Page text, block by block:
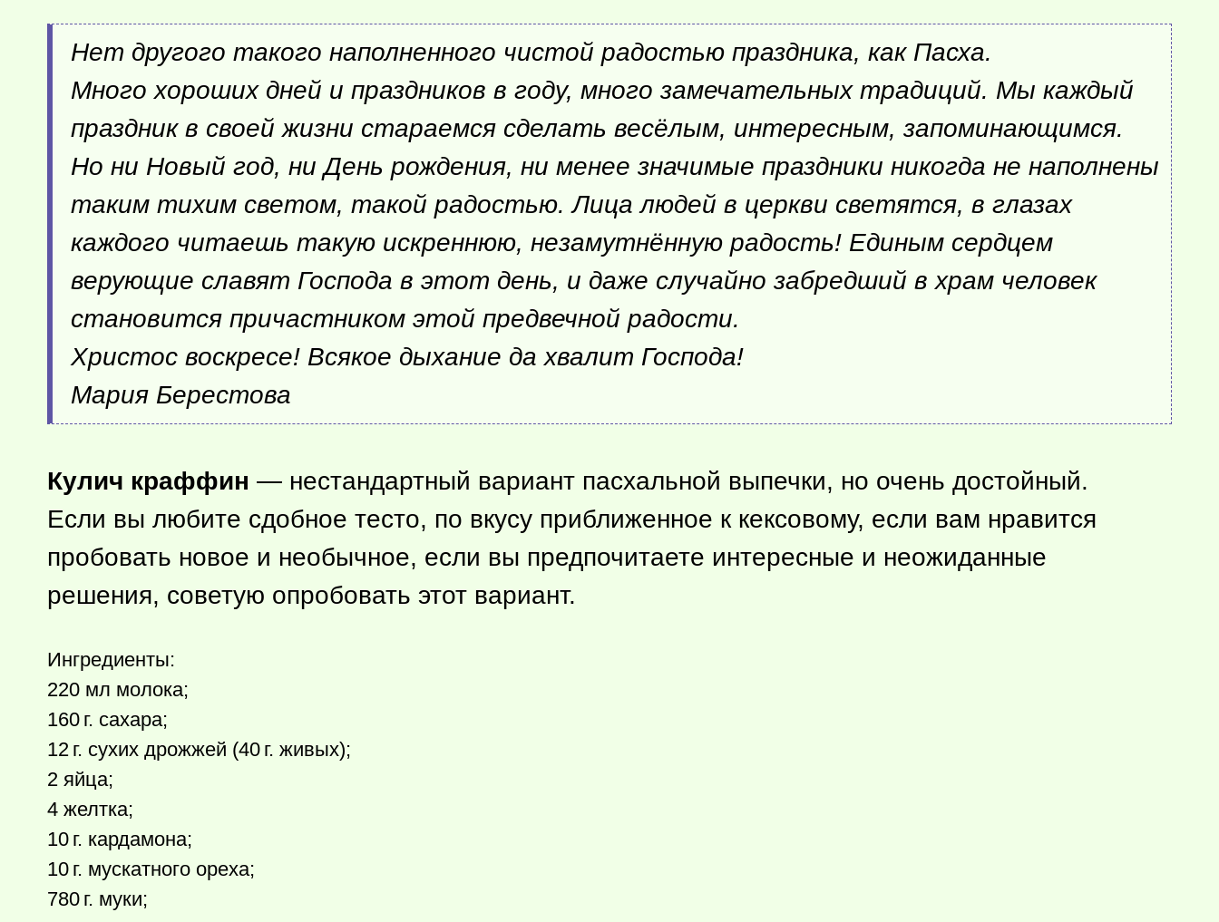
Нет другого такого наполненного чистой радостью праздника, как Пасха.
Много хороших дней и праздников в году, много замечательных традиций. Мы каждый
праздник в своей жизни стараемся сделать весёлым, интересным, запоминающимся.
Но ни Новый год, ни День рождения, ни менее значимые праздники никогда не наполнены
таким тихим светом, такой радостью. Лица людей в церкви светятся, в глазах
каждого читаешь такую искреннюю, незамутнённую радость! Единым сердцем
верующие славят Господа в этот день, и даже случайно забредший в храм человек
становится причастником этой предвечной радости.
Христос воскресе! Всякое дыхание да хвалит Господа!
Мария Берестова
Кулич краффин — нестандартный вариант пасхальной выпечки, но очень достойный.
Если вы любите сдобное тесто, по вкусу приближенное к кексовому, если вам нравится
пробовать новое и необычное, если вы предпочитаете интересные и неожиданные
решения, советую опробовать этот вариант.
Ингредиенты:
220 мл молока;
160 г. сахара;
12 г. сухих дрожжей (40 г. живых);
2 яйца;
4 желтка;
10 г. кардамона;
10 г. мускатного ореха;
780 г. муки;